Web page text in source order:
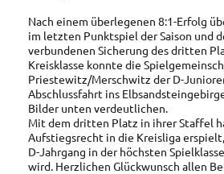
Nach einem überlegenen 8:1-Erfolg
im letzten Punktspiel der Saison und
verbundenen Sicherung des dritten
Kreisklasse konnte die
Priestewitz/Merschwitz der D-
Abschlussfahrt ins
Bilder unten verdeutlichen.
Mit dem dritten Platz in ihrer Staffel
Aufstiegsrecht in die Kreisliga
D-Jahrgang in der höchsten
wird. Herzlichen Glückwunsch allen